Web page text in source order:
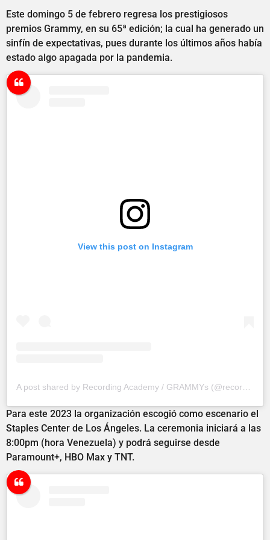
Este domingo 5 de febrero regresa los prestigiosos
premios Grammy, en su 65ª edición; la cual ha generado un
sinfín de expectativas, pues durante los últimos años había
estado algo apagada por la pandemia.
View this post on Instagram
Para este 2023 la organización escogió como escenario el
Staples Center de Los Ángeles. La ceremonia iniciará a las
8:00pm (hora Venezuela) y podrá seguirse desde
Paramount+, HBO Max y TNT.